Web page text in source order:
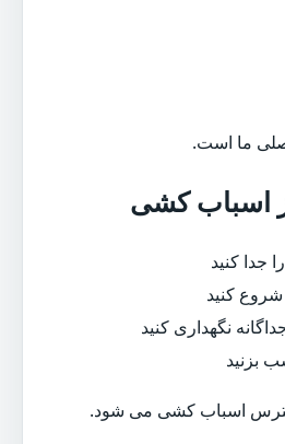
ما است.
اسباب کشی
جدا کنید
شروع کنید
نگهداری کنید
بزنید
اسباب کشی می شود.